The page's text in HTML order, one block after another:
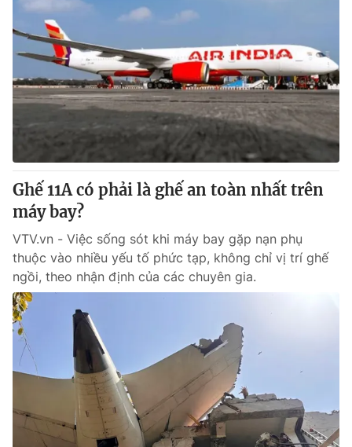
® Cấm sao chép dưới mọi hình thức nếu không có sự chấp
thuận bằng văn bản. Ghi rõ nguồn VTV.vn khi phát hành lại
thông tin từ website này.
Ghế 11A có phải là ghế an toàn nhất trên
máy bay?
VTV.vn - Việc sống sót khi máy bay gặp nạn phụ
thuộc vào nhiều yếu tố phức tạp, không chỉ vị trí ghế
ngồi, theo nhận định của các chuyên gia.